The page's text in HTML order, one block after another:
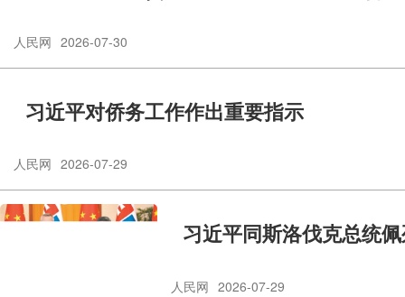
人民网 2026-07-30
习近平对侨务工作作出重要指示
人民网 2026-07-29
习近平同斯洛伐克总统
人民网 2026-07-29